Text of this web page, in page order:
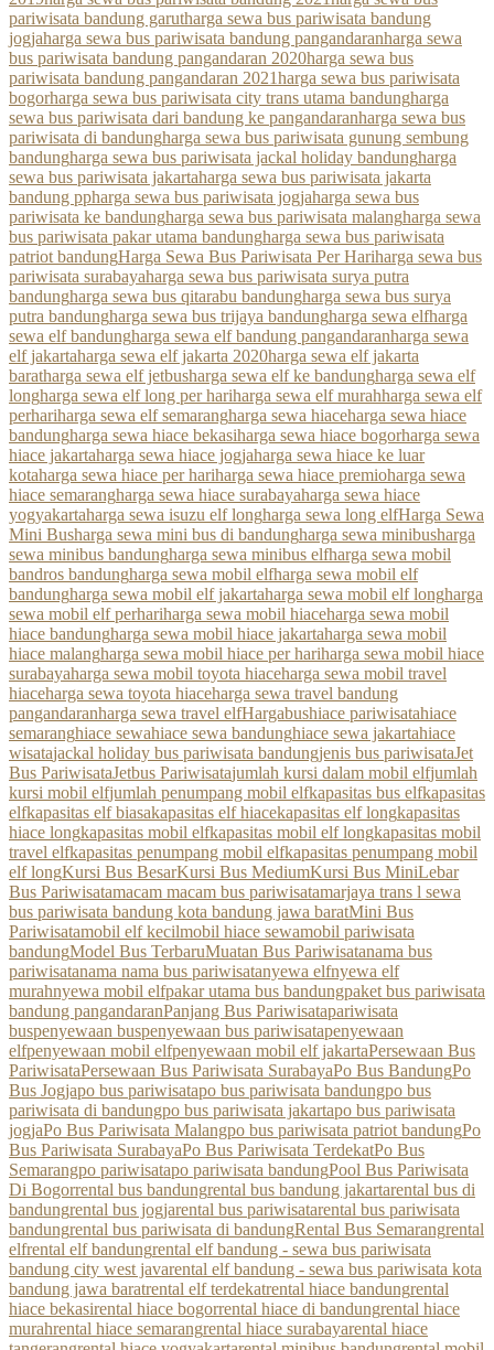
pariwisata bandung garutharga sewa bus pariwisata bandung
jogjaharga sewa bus pariwisata bandung pangandaranharga sewa
bus pariwisata bandung pangandaran 2020harga sewa bus
pariwisata bandung pangandaran 2021harga sewa bus pariwisata
bogorharga sewa bus pariwisata city trans utama bandungharga
sewa bus pariwisata dari bandung ke pangandaranharga sewa bus
pariwisata di bandungharga sewa bus pariwisata gunung sembung
bandungharga sewa bus pariwisata jackal holiday bandungharga
sewa bus pariwisata jakartaharga sewa bus pariwisata jakarta
bandung ppharga sewa bus pariwisata jogjaharga sewa bus
pariwisata ke bandungharga sewa bus pariwisata malangharga sewa
bus pariwisata pakar utama bandungharga sewa bus pariwisata
patriot bandungHarga Sewa Bus Pariwisata Per Hariharga sewa bus
pariwisata surabayaharga sewa bus pariwisata surya putra
bandungharga sewa bus qitarabu bandungharga sewa bus surya
putra bandungharga sewa bus trijaya bandungharga sewa elfharga
sewa elf bandungharga sewa elf bandung pangandaranharga sewa
elf jakartaharga sewa elf jakarta 2020harga sewa elf jakarta
baratharga sewa elf jetbusharga sewa elf ke bandungharga sewa elf
longharga sewa elf long per hariharga sewa elf murahharga sewa elf
perhariharga sewa elf semarangharga sewa hiaceharga sewa hiace
bandungharga sewa hiace bekasiharga sewa hiace bogorharga sewa
hiace jakartaharga sewa hiace jogjaharga sewa hiace ke luar
kotaharga sewa hiace per hariharga sewa hiace premioharga sewa
hiace semarangharga sewa hiace surabayaharga sewa hiace
yogyakartaharga sewa isuzu elf longharga sewa long elfHarga Sewa
Mini Busharga sewa mini bus di bandungharga sewa minibusharga
sewa minibus bandungharga sewa minibus elfharga sewa mobil
bandros bandungharga sewa mobil elfharga sewa mobil elf
bandungharga sewa mobil elf jakartaharga sewa mobil elf longharga
sewa mobil elf perhariharga sewa mobil hiaceharga sewa mobil
hiace bandungharga sewa mobil hiace jakartaharga sewa mobil
hiace malangharga sewa mobil hiace per hariharga sewa mobil hiace
surabayaharga sewa mobil toyota hiaceharga sewa mobil travel
hiaceharga sewa toyota hiaceharga sewa travel bandung
pangandaranharga sewa travel elfHargabushiace pariwisatahiace
semaranghiace sewahiace sewa bandunghiace sewa jakartahiace
wisatajackal holiday bus pariwisata bandungjenis bus pariwisataJet
Bus PariwisataJetbus Pariwisatajumlah kursi dalam mobil elfjumlah
kursi mobil elfjumlah penumpang mobil elfkapasitas bus elfkapasitas
elfkapasitas elf biasakapasitas elf hiacekapasitas elf longkapasitas
hiace longkapasitas mobil elfkapasitas mobil elf longkapasitas mobil
travel elfkapasitas penumpang mobil elfkapasitas penumpang mobil
elf longKursi Bus BesarKursi Bus MediumKursi Bus MiniLebar
Bus Pariwisatamacam macam bus pariwisatamarjaya trans l sewa
bus pariwisata bandung kota bandung jawa baratMini Bus
Pariwisatamobil elf kecilmobil hiace sewamobil pariwisata
bandungModel Bus TerbaruMuatan Bus Pariwisatanama bus
pariwisatanama nama bus pariwisatanyewa elfnyewa elf
murahnyewa mobil elfpakar utama bus bandungpaket bus pariwisata
bandung pangandaranPanjang Bus Pariwisatapariwisata
buspenyewaan buspenyewaan bus pariwisatapenyewaan
elfpenyewaan mobil elfpenyewaan mobil elf jakartaPersewaan Bus
PariwisataPersewaan Bus Pariwisata SurabayaPo Bus BandungPo
Bus Jogjapo bus pariwisatapo bus pariwisata bandungpo bus
pariwisata di bandungpo bus pariwisata jakartapo bus pariwisata
jogjaPo Bus Pariwisata Malangpo bus pariwisata patriot bandungPo
Bus Pariwisata SurabayaPo Bus Pariwisata TerdekatPo Bus
Semarangpo pariwisatapo pariwisata bandungPool Bus Pariwisata
Di Bogorrental bus bandungrental bus bandung jakartarental bus di
bandungrental bus jogjarental bus pariwisatarental bus pariwisata
bandungrental bus pariwisata di bandungRental Bus Semarangrental
elfrental elf bandungrental elf bandung - sewa bus pariwisata
bandung city west javarental elf bandung - sewa bus pariwisata kota
bandung jawa baratrental elf terdekatrental hiace bandungrental
hiace bekasirental hiace bogorrental hiace di bandungrental hiace
murahrental hiace semarangrental hiace surabayarental hiace